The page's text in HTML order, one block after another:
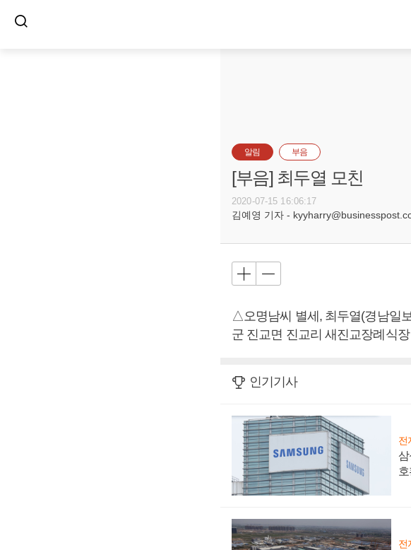
알림 부음
[부음] 최두열 모친
2020-07-15 16:06:17
김예영 기자 -
△오명남씨 별세, 최두열(경남일
군 진교면 진교리 새진교장례식
인기기사
전
전